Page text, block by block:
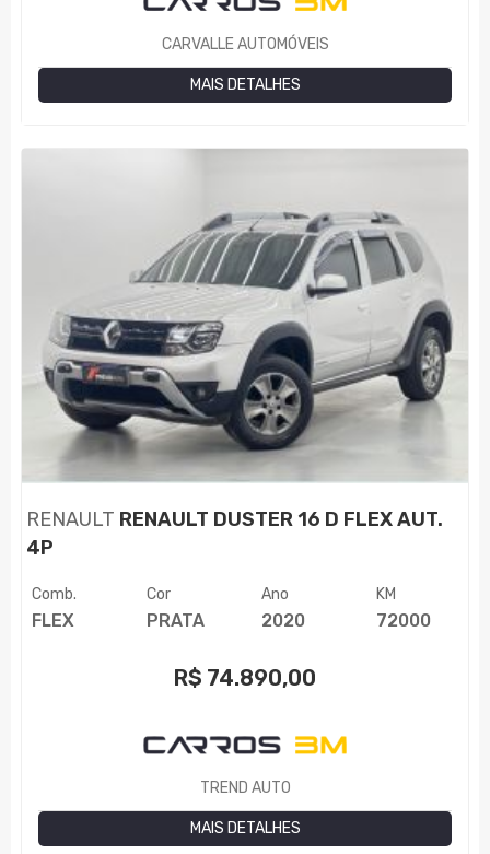
CARVALLE AUTOMÓVEIS
MAIS DETALHES
RENAULT RENAULT DUSTER 16 D FLEX AUT.
4P
Comb.
FLEX
Cor
PRATA
Ano
2020
KM
72000
R$ 74.890,00
TREND AUTO
MAIS DETALHES